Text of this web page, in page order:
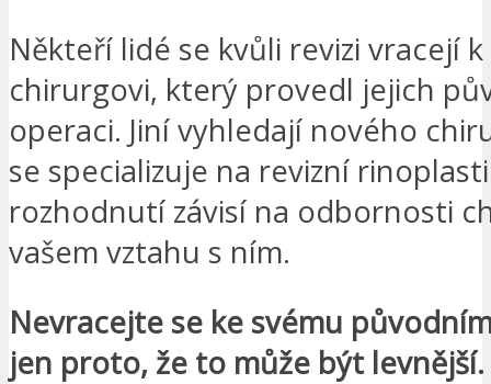
Někteří lidé se kvůli revizi vracejí
chirurgovi, který provedl jejich
operaci. Jiní vyhledají nového
se specializuje na revizní
rozhodnutí závisí na odbornosti
vašem vztahu s ním.
Nevracejte se ke svému
jen proto, že to může být levnější.